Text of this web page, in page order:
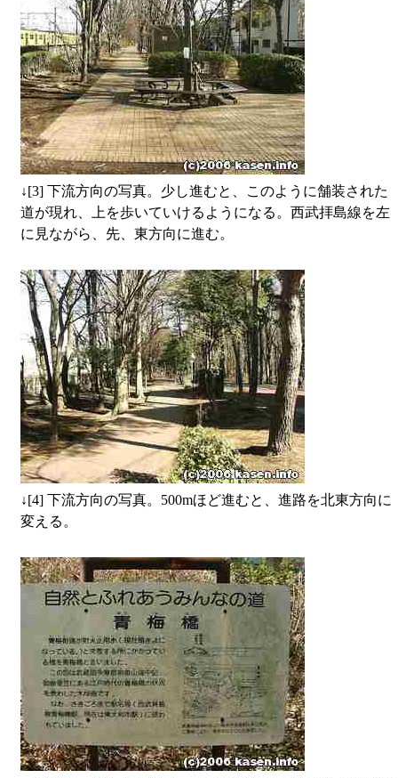
↓[3] 下流方向の写真。少し進むと、このように舗装された
道が現れ、上を歩いていけるようになる。西武拝島線を左
に見ながら、先、東方向に進む。
↓[4] 下流方向の写真。500mほど進むと、進路を北東方向に
変える。